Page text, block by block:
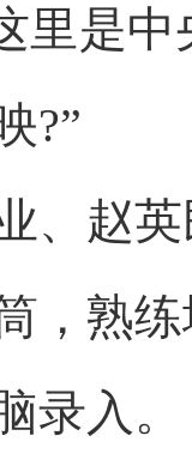
里是
?”
、赵
，熟
录入。